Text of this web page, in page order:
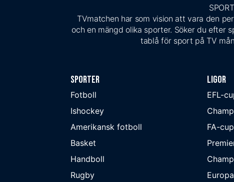
TVmatchen har som vision att vara den
och en mängd olika sporter. Söker du efter
tablå för sport på TV
Sporter
Fotboll
Ishockey
Amerikansk fotboll
Basket
Handboll
Rugby
Ligor
EFL-
FA-